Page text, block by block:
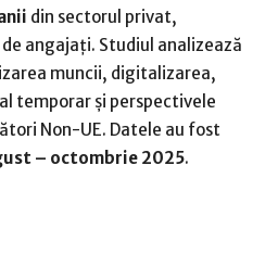
din sectorul privat,
angajați. Studiul analizează
muncii, digitalizarea,
temporar și perspectivele
Non-UE. Datele au fost
– octombrie 2025.